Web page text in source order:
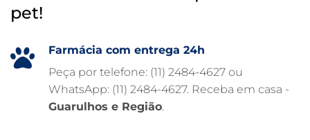
HOSPITAL VETERINÁRIO
FISIOTERAPIA VETERINÁRIA
FARMÁCIA VETERINÁRIA 24H
pet!
Farmácia com entrega 24h
Peça por telefone: (11) 2484-4627 ou
WhatsApp: (11) 2484-4627. Receba em casa -
Guarulhos e Região.